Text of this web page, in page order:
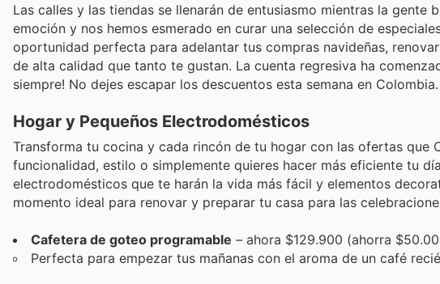
Las calles y las tiendas se llenarán de entusiasmo mientras la gente
emoción y nos hemos esmerado en curar una selección de
oportunidad perfecta para adelantar tus compras navideñas,
de alta calidad que tanto te gustan. La cuenta regresiva ha
siempre! No dejes escapar los descuentos esta semana en Colombia.
Hogar y Pequeños Electrodomésticos
Transforma tu cocina y cada rincón de tu hogar con las ofertas que
funcionalidad, estilo o simplemente quieres hacer más eficiente tu
electrodomésticos que te harán la vida más fácil y elementos
momento ideal para renovar y preparar tu casa para las
Cafetera de goteo programable – ahora $129.900 (ahorra
Perfecta para empezar tus mañanas con el aroma de un café